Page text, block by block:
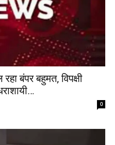
बंपर बहुमत, विपक्षी
0